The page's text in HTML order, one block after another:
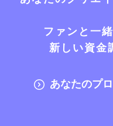
ファンと一
新しい資金
あなたのプ